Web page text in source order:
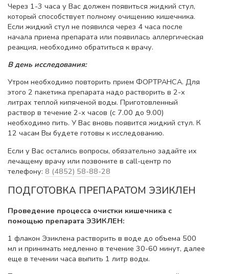
Через 1-3 часа у Вас должен появиться жидкий стул,
который способствует полному очищению кишечника.
Если жидкий стул не появился через 4 часа после
начала приема препарата или появилась аллергическая
реакция, необходимо обратиться к врачу.
В день исследования:
Утром необходимо повторить прием ФОРТРАНСА. Для
этого 2 пакетика препарата надо растворить в 2-х
литрах теплой кипяченой воды. Приготовленный
раствор в течение 2-х часов (с 7.00 до 9.00)
необходимо пить. У Вас вновь появится жидкий стул. К
12 часам Вы будете готовы к исследованию.
Если у Вас остались вопросы, обязательно задайте их
лечащему врачу или позвоните в call-центр по
телефону: 8 (4852) 58-88-28
ПОДГОТОВКА ПРЕПАРАТОМ ЭЗИКЛЕН
Проведение процесса очистки кишечника с
помощью препарата ЭЗИКЛЕН:
1 флакон Эзиклена растворить в воде до объема 500
мл и принимать медленно в течение 30-60 минут, далее
еще в течении часа выпить 1 литр воды.